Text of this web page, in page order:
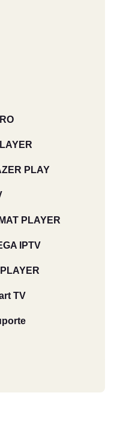
PLAY
MAT PLAYER
IPTV
TV